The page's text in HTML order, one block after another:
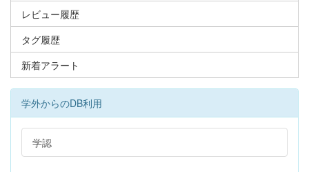
レビュー履歴
タグ履歴
新着アラート
学外からのDB利用
学認